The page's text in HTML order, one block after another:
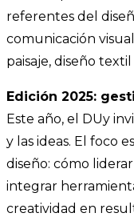
referentes del
comunicación
paisaje, diseño
Edición 2025:
Este año, el DUy
y las ideas. El foco
diseño: cómo
integrar
creatividad en